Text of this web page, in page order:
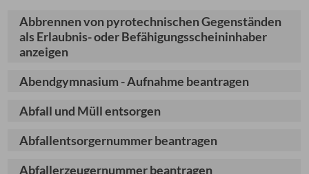
Abbrennen von pyrotechnischen Gegenständen
als Erlaubnis- oder Befähigungsscheininhaber
anzeigen
Abendgymnasium - Aufnahme beantragen
Abfall und Müll entsorgen
Abfallentsorgernummer beantragen
Abfallerzeugernummer beantragen